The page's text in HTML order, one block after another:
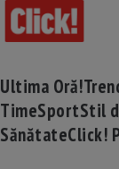
Ultima Oră!
TimeSportStil
SănătateClick!